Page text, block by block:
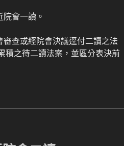
會一讀。
查或經院會決議逕付二讀之法
積之待二讀法案，並區分表決前